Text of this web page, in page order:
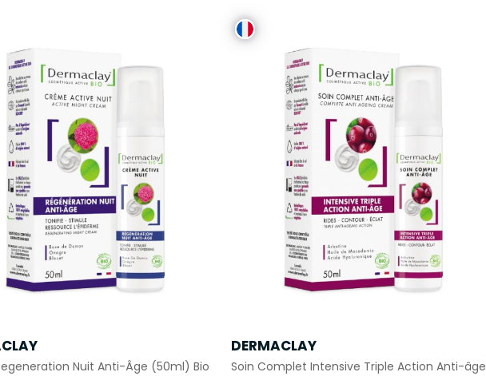
Nuit Anti-Âge (50ml) Bio
DERMACLAY
Soin Complet Intensive Triple Action Anti-âge